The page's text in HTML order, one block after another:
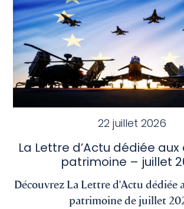
22 juillet 2026
La Lettre d’Actu dédiée
patrimoine – juillet
Découvrez La Lettre d'Actu dédiée
patrimoine de juillet